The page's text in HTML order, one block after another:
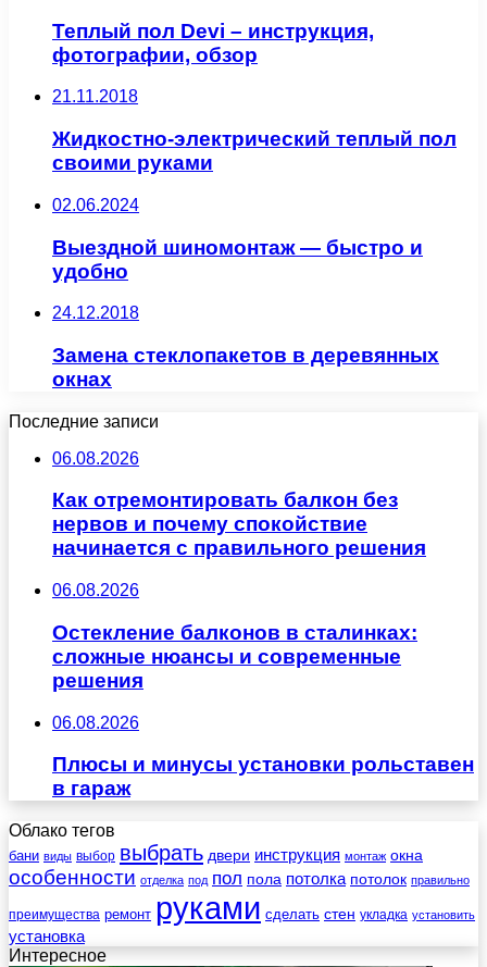
Теплый пол Devi – инструкция,
фотографии, обзор
21.11.2018
Жидкостно-электрический теплый пол
своими руками
02.06.2024
Выездной шиномонтаж — быстро и
удобно
24.12.2018
Замена стеклопакетов в деревянных
окнах
Последние записи
06.08.2026
Как отремонтировать балкон без
нервов и почему спокойствие
начинается с правильного решения
06.08.2026
Остекление балконов в сталинках:
сложные нюансы и современные
решения
06.08.2026
Плюсы и минусы установки рольставен
в гараж
Облако тегов
бани виды выбор выбрать двери инструкция монтаж окна
особенности отделка под пол пола потолка потолок правильно
преимущества ремонт руками сделать стен укладка установить
установка
Интересное